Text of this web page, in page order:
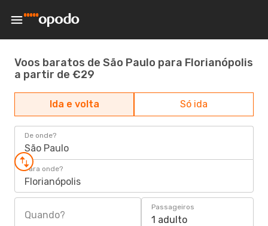
Voos baratos de São Paulo para Florianópolis
a partir de €29
Ida e volta Só ida
De onde?
São Paulo
Para onde?
Florianópolis
Quando?
Passageiros
1 adulto